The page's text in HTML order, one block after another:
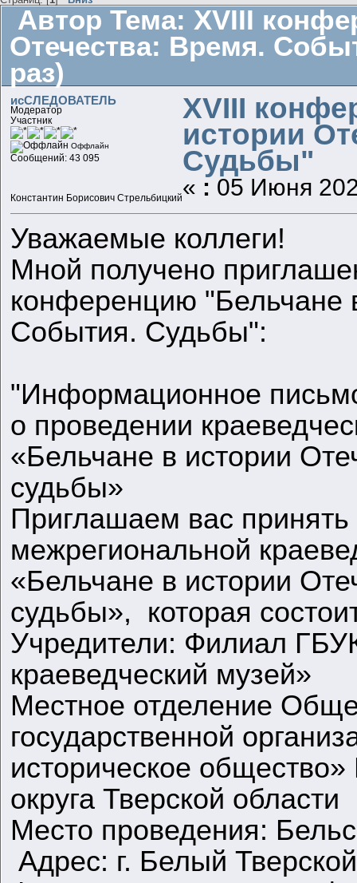
Автор Тема: XVIII
Отечества: Время.
раз)
исСЛЕДОВАТЕЛЬ
Модератор
Участник
Оффлайн
Сообщений: 43 095
Константин Борисович Стрельбицкий
XVIII
истории
Судьбы"
« : 05 Июня
Уважаемые коллеги!
Мной получено
конференцию "Бельчане
События. Судьбы":
"Информационное
о проведении
«Бельчане в истории
судьбы»
Приглашаем вас принять
межрегиональной
«Бельчане в истории
судьбы», которая
Учредители: Филиал
краеведческий музей»
Местное отделение
государственной
историческое
округа Тверской
Место проведения:
Адрес: г. Белый